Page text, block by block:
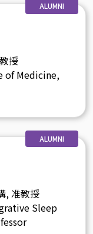
ALUMNI
授
of Medicine,
ALUMNI
, 准教授
Sleep